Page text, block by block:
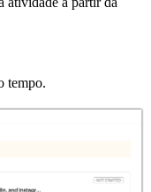
tempo.